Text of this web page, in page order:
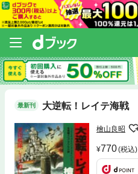
最新刊 大逆転！レイテ海戦
檜山良昭
770(税込)